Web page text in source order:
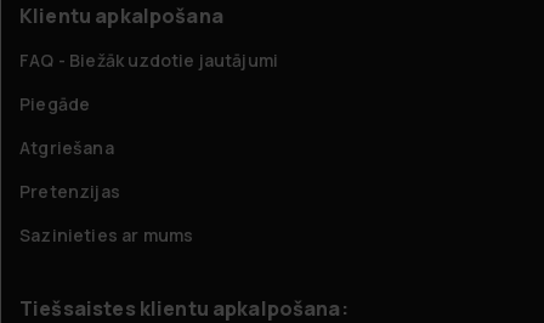
Klientu apkalpošana
FAQ - Biežāk uzdotie jautājumi
Piegāde
Atgriešana
Pretenzijas
Sazinieties ar mums
Tiešsaistes klientu apkalpošana: